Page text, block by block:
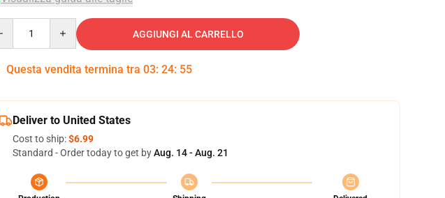
AGGIUNGI AL CARRELLO
Questa vendita termina tra 03: 24: 54
Deliver to United States
Cost to ship:$6.99
Standard - Order today to get byAug. 14 - Aug. 21